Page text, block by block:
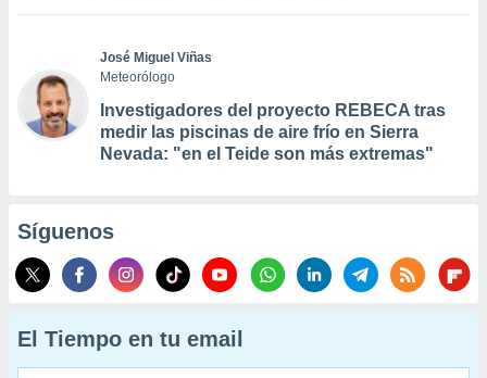
José Miguel Viñas
Meteorólogo
Investigadores del proyecto REBECA tras
medir las piscinas de aire frío en Sierra
Nevada: "en el Teide son más extremas"
Síguenos
El Tiempo en tu email